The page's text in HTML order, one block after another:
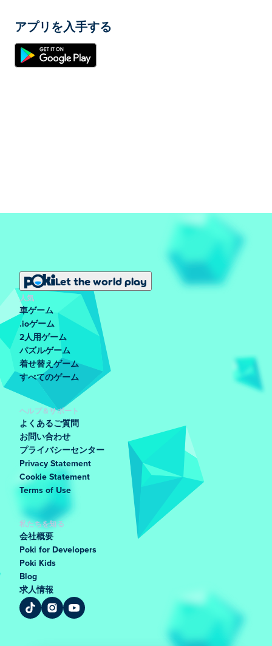
アプリを入手する
Let the world play
人気
車ゲーム
.ioゲーム
2人用ゲーム
パズルゲーム
着せ替えゲーム
すべてのゲーム
ヘルプ＆サポート
よくあるご質問
お問い合わせ
プライバシーセンター
Privacy Statement
Cookie Statement
Terms of Use
私たちを知る
会社概要
Poki for Developers
Poki Kids
Blog
求人情報